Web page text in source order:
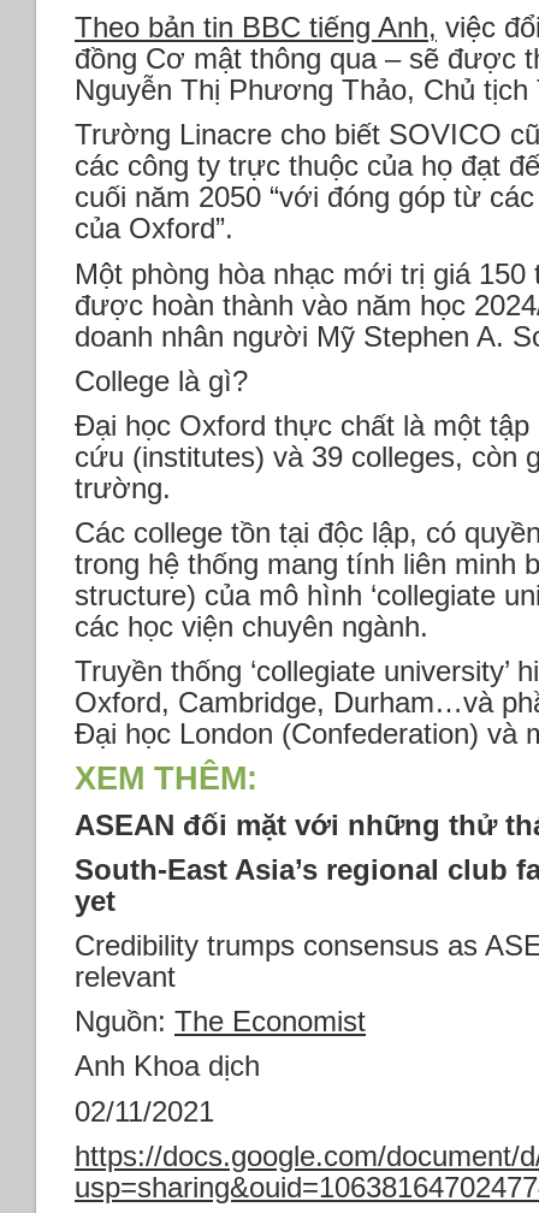
Theo bản tin BBC tiếng Anh, việc
đồng Cơ mật thông qua – sẽ được
Nguyễn Thị Phương Thảo, Chủ
Trường Linacre cho biết SOVICO
các công ty trực thuộc của họ đạt
cuối năm 2050 “với đóng góp từ
của Oxford”.
Một phòng hòa nhạc mới trị giá
được hoàn thành vào năm học
doanh nhân người Mỹ Stephen A.
College là gì?
Đại học Oxford thực chất là một
cứu (institutes) và 39 colleges, còn
trường.
Các college tồn tại độc lập, có
trong hệ thống mang tính liên minh
structure) của mô hình ‘collegiate
các học viện chuyên ngành.
Truyền thống ‘collegiate
Oxford, Cambridge, Durham…và
Đại học London (Confederation) và
XEM THÊM:
ASEAN đối mặt với những thử
South-East Asia’s regional club
yet
Credibility trumps consensus as
relevant
Nguồn: The Economist
Anh Khoa dịch
02/11/2021
https://docs.google.com/document/